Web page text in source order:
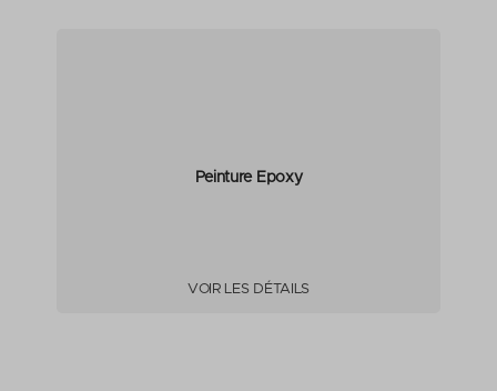
Peinture Epoxy
VOIR LES DÉTAILS